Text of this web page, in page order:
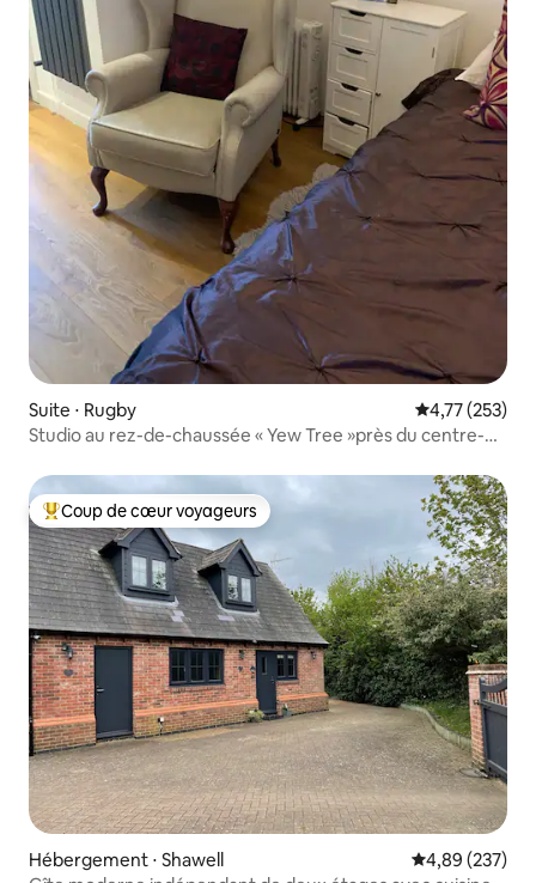
Suite ⋅ Rugby Évaluation
4,77 (253)
Studio au rez-de-chaussée « Yew Tree »près du centre-
Coups de cœur voyageurs les plus appréciés
Coup de cœur voyageurs
Hébergement ⋅ Shawell Évaluation
4,89 (237)